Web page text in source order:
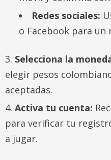
Redes sociales:
o Facebook para
Selecciona la
elegir pesos
aceptadas.
Activa tu cuenta:
para verificar tu
a jugar.